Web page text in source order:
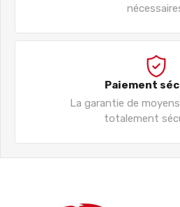
Paiement
La garantie de
totalement